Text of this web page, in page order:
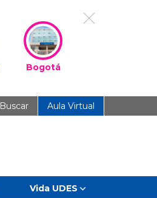
Bogotá
Buscar Aula Virtual
Vida UDES